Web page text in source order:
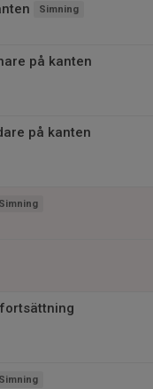
Simning
på kanten
på kanten
Simning
Simning